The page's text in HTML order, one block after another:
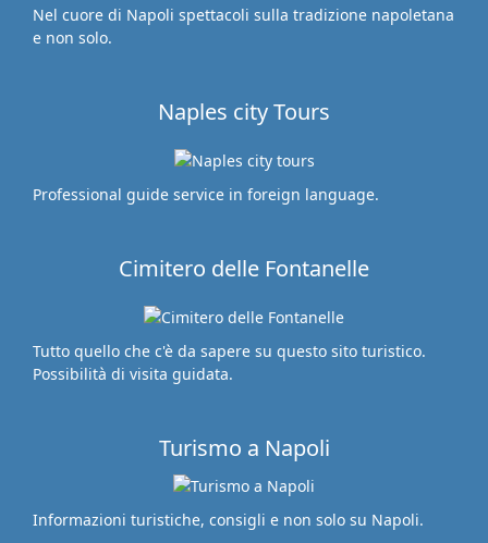
Nel cuore di Napoli spettacoli sulla tradizione napoletana
e non solo.
Naples city Tours
Professional guide service in foreign language.
Cimitero delle Fontanelle
Tutto quello che c'è da sapere su questo sito turistico.
Possibilità di visita guidata.
Turismo a Napoli
Informazioni turistiche, consigli e non solo su Napoli.